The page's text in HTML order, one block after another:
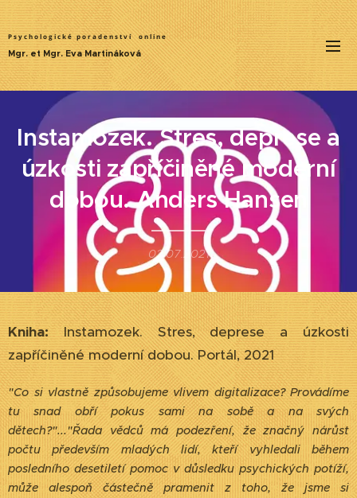
Psychologické poradenstvíonline
Mgr. et Mgr. Eva Martináková
Instamozek. Stres, deprese a
úzkosti zapříčiněné moderní
dobou. Anders Hansen
02.07.2021
Kniha:Instamozek. Stres, deprese a úzkosti
zapříčiněné moderní dobou. Portál, 2021
"Co si vlastně způsobujeme vlivem digitalizace? Provádíme
tu snad obří pokus sami na sobě a na svých
dětech?"..."Řada vědců má podezření, že značný nárůst
počtu především mladých lidí, kteří vyhledali během
posledního desetiletí pomoc v důsledku psychických potíží,
může alespoň částečně pramenit z toho, že jsme si